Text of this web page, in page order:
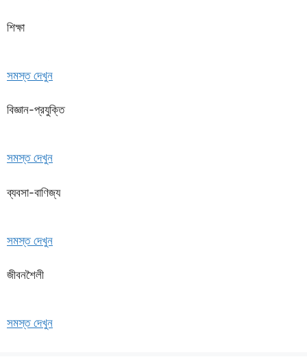
শিক্ষা
সমস্ত দেখুন
বিজ্ঞান-প্রযুক্তি
সমস্ত দেখুন
ব্যবসা-বাণিজ্য
সমস্ত দেখুন
জীবনশৈলী
সমস্ত দেখুন